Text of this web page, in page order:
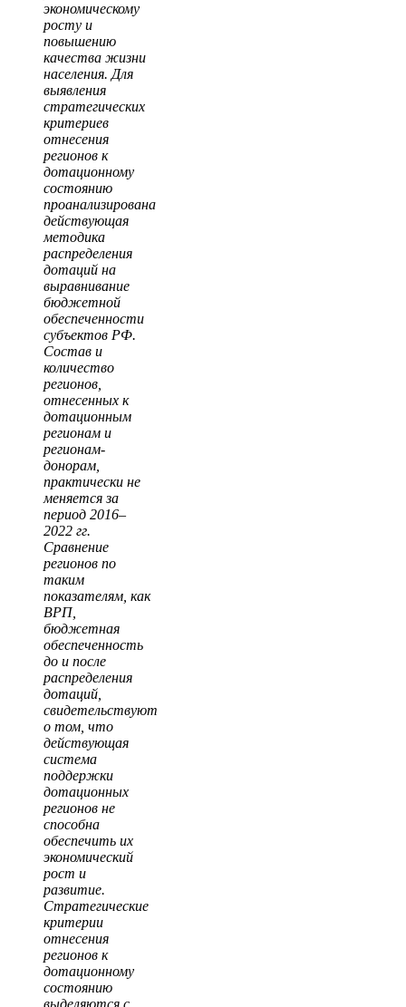
экономическому
росту и
повышению
качества жизни
населения. Для
выявления
стратегических
критериев
отнесения
регионов к
дотационному
состоянию
проанализирована
действующая
методика
распределения
дотаций на
выравнивание
бюджетной
обеспеченности
субъектов РФ.
Состав и
количество
регионов,
отнесенных к
дотационным
регионам и
регионам-
донорам,
практически не
меняется за
период 2016–
2022 гг.
Сравнение
регионов по
таким
показателям, как
ВРП,
бюджетная
обеспеченность
до и после
распределения
дотаций,
свидетельствуют
о том, что
действующая
система
поддержки
дотационных
регионов не
способна
обеспечить их
экономический
рост и
развитие.
Стратегические
критерии
отнесения
регионов к
дотационному
состоянию
выделяются с